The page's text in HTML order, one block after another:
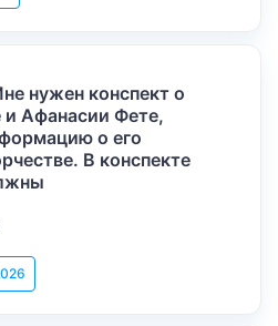
нужен конспект о
Афанасии Фете,
о его
В конспекте